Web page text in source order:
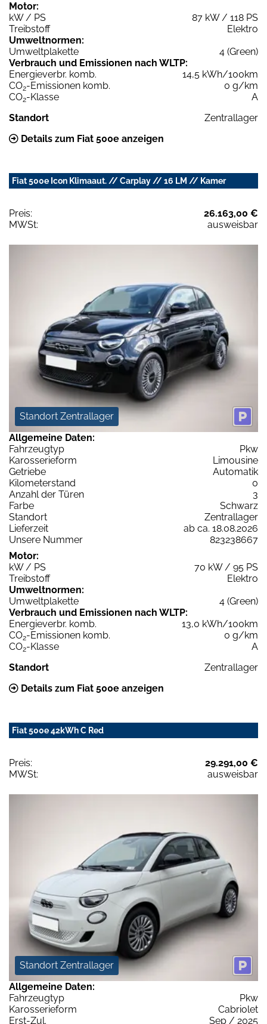
Motor:
kW / PS
87 kW / 118 PS
Treibstoff
Elektro
Umweltnormen:
Umweltplakette
4 (Green)
Verbrauch und Emissionen nach WLTP:
Energieverbr. komb.
14,5 kWh/100km
CO2-Emissionen komb.
0 g/km
CO2-Klasse
A
Standort
Zentrallager
Details zum Fiat 500e anzeigen
Fiat 500e Icon Klimaaut. // Carplay // 16 LM // Kamer
Preis:
26.163,00 €
MWSt:
ausweisbar
Standort Zentrallager
Allgemeine Daten:
Fahrzeugtyp
Pkw
Karosserieform
Limousine
Getriebe
Automatik
Kilometerstand
0
Anzahl der Türen
3
Farbe
Schwarz
Standort
Zentrallager
Lieferzeit
ab ca. 18.08.2026
Unsere Nummer
823238667
Motor:
kW / PS
70 kW / 95 PS
Treibstoff
Elektro
Umweltnormen:
Umweltplakette
4 (Green)
Verbrauch und Emissionen nach WLTP:
Energieverbr. komb.
13,0 kWh/100km
CO2-Emissionen komb.
0 g/km
CO2-Klasse
A
Standort
Zentrallager
Details zum Fiat 500e anzeigen
Fiat 500e 42kWh C Red
Preis:
29.291,00 €
MWSt:
ausweisbar
Standort Zentrallager
Allgemeine Daten:
Fahrzeugtyp
Pkw
Karosserieform
Cabriolet
Erst-Zul.
Sep / 2025